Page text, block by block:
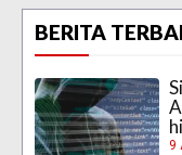
BERITA
9